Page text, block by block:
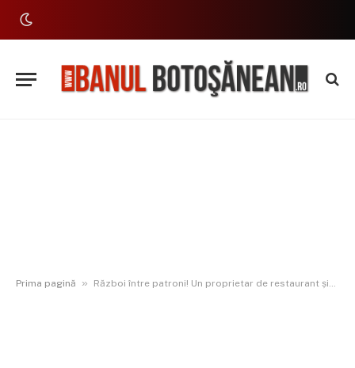
Prima pagină » Război între patroni! Un proprietar de restaurant și-a reclamat colegii din HoReCa la Mediu